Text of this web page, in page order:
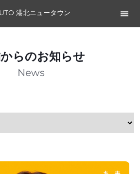
港北ニュータウン
らのお知らせ
News